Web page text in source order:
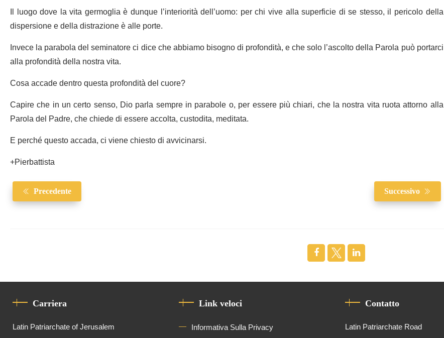
Il luogo dove la vita germoglia è dunque l’interiorità dell’uomo: per chi vive alla superficie di se stesso, il pericolo della
dispersione e della distrazione è alle porte.
Invece la parabola del seminatore ci dice che abbiamo bisogno di profondità, e che solo l’ascolto della Parola può portarci
alla profondità della nostra vita.
Cosa accade dentro questa profondità del cuore?
Capire che in un certo senso, Dio parla sempre in parabole o, per essere più chiari, che la nostra vita ruota attorno alla
Parola del Padre, che chiede di essere accolta, custodita, meditata.
E perché questo accada, ci viene chiesto di avvicinarsi.
+Pierbattista
Precedente Successivo
Carriera
Latin Patriarchate of Jerusalem
Link veloci
Informativa Sulla Privacy
Contatto
Latin Patriarchate Road